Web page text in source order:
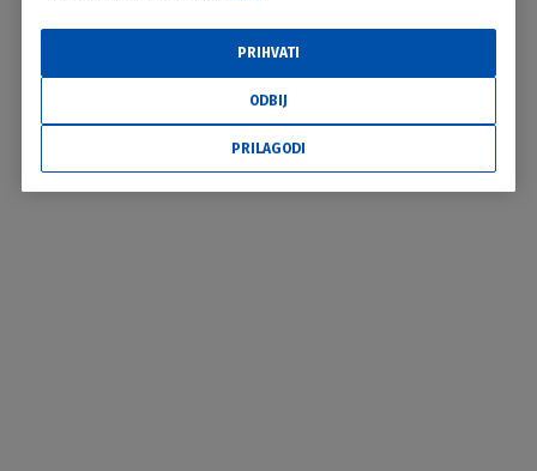
ODBIJ
PRIHVATI
PRILAGODI